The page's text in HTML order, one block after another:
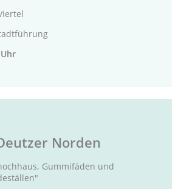
Norden
Gummifäden und